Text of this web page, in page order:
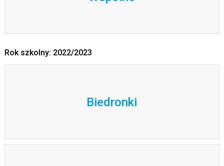
Rok szkolny: 2022/2023
Biedronki